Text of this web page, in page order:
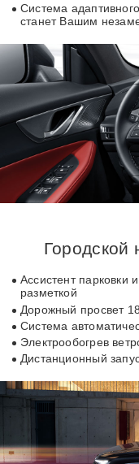
Система
станет Вашим
Городской
Ассистент парковки
разметкой
Дорожный просвет
Система
Электрообогрев
Дистанционный